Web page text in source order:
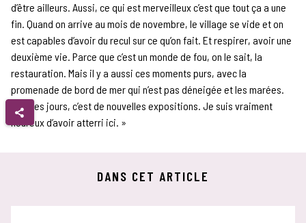
d’être ailleurs. Aussi, ce qui est merveilleux c’est que tout ça a une
fin. Quand on arrive au mois de novembre, le village se vide et on
est capables d’avoir du recul sur ce qu’on fait. Et respirer, avoir une
deuxième vie. Parce que c’est un monde de fou, on le sait, la
restauration. Mais il y a aussi ces moments purs, avec la
promenade de bord de mer qui n’est pas déneigée et les marées.
Tous les jours, c’est de nouvelles expositions. Je suis vraiment
heureux d’avoir atterri ici. »
DANS CET ARTICLE